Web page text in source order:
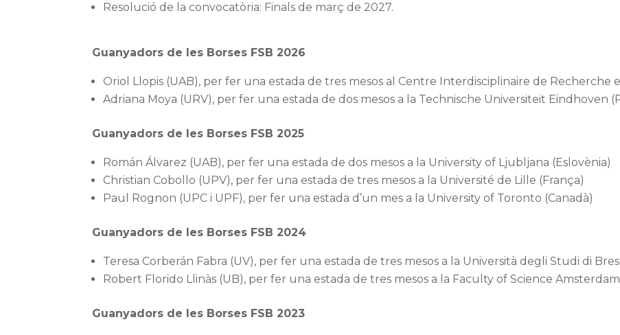
Resolució de la convocatòria: Finals de març de 2027.
Guanyadors de les Borses FSB 2026
Oriol Llopis (UAB), per fer una estada de tres mesos al Centre Interdisciplinaire de Recherche
Adriana Moya (URV), per fer una estada de dos mesos a la Technische Universiteit Eindhoven
Guanyadors de les Borses FSB 2025
Román Álvarez (UAB), per fer una estada de dos mesos a la University of Ljubljana (Eslovènia)
Christian Cobollo (UPV), per fer una estada de tres mesos a la Université de Lille (França)
Paul Rognon (UPC i UPF), per fer una estada d’un mes a la University of Toronto (Canadà)
Guanyadors de les Borses FSB 2024
Teresa Corberán Fabra (UV), per fer una estada de tres mesos a la Università degli Studi di
Robert Florido Llinàs (UB), per fer una estada de tres mesos a la Faculty of Science Amsterdam
Guanyadors de les Borses FSB 2023